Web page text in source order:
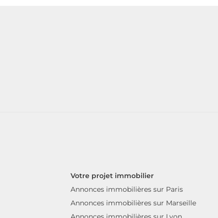
Votre projet immobilier
Annonces immobilières sur Paris
Annonces immobilières sur Marseille